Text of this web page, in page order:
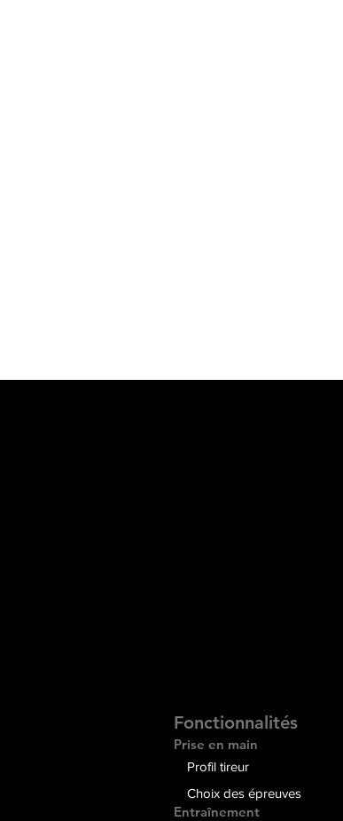
Fonctionnalités
Prise en main
Profil tireur
Choix des épreuves
Entraînement